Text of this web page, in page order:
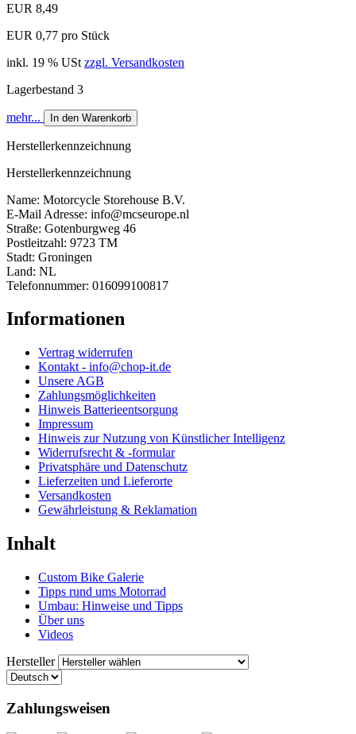
EUR 8,49
EUR 0,77 pro Stück
inkl. 19 % USt zzgl. Versandkosten
Lagerbestand 3
mehr... In den Warenkorb
Herstellerkennzeichnung
Herstellerkennzeichnung
Name: Motorcycle Storehouse B.V.
E-Mail Adresse: info@mcseurope.nl
Straße: Gotenburgweg 46
Postleitzahl: 9723 TM
Stadt: Groningen
Land: NL
Telefonnummer: 016099100817
Informationen
Vertrag widerrufen
Kontakt - info@chop-it.de
Unsere AGB
Zahlungsmöglichkeiten
Hinweis Batterieentsorgung
Impressum
Hinweis zur Nutzung von Künstlicher Intelligenz
Widerrufsrecht & -formular
Privatsphäre und Datenschutz
Lieferzeiten und Lieferorte
Versandkosten
Gewährleistung & Reklamation
Inhalt
Custom Bike Galerie
Tipps rund ums Motorrad
Umbau: Hinweise und Tipps
Über uns
Videos
Hersteller
Zahlungsweisen